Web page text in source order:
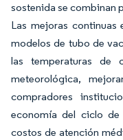
sostenida se combinan
Las mejoras
modelos de tubo de
las temperaturas de
meteorológica,
compradores
economía del ciclo
costos de atención